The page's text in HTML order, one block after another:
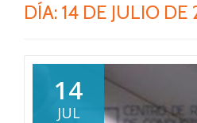
DÍA: 14 DE JULIO DE
14
JUL